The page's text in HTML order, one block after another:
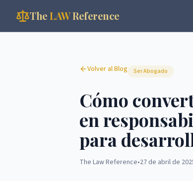
TheLAWReference
Volver al Blog Ser Abogado
Cómo
en
para
The Law Reference•27 de abril de